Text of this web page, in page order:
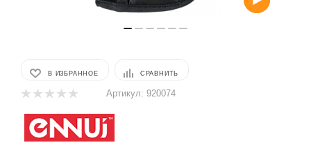
В ИЗБРАННОЕ СРАВНИТЬ
Артикул: 920074